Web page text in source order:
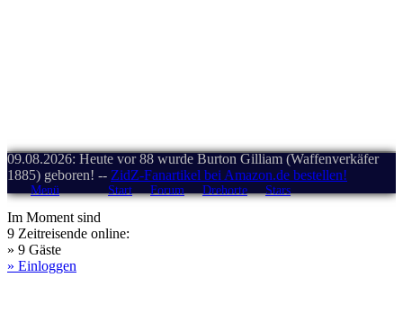
09.08.2026: Heute vor 88 wurde Burton Gilliam (Waffenverkäfer
1885) geboren! -- ZidZ-Fanartikel bei Amazon.de bestellen!
Menü Start Forum Drehorte Stars
Im Moment sind
9 Zeitreisende online:
» 9 Gäste
» Einloggen